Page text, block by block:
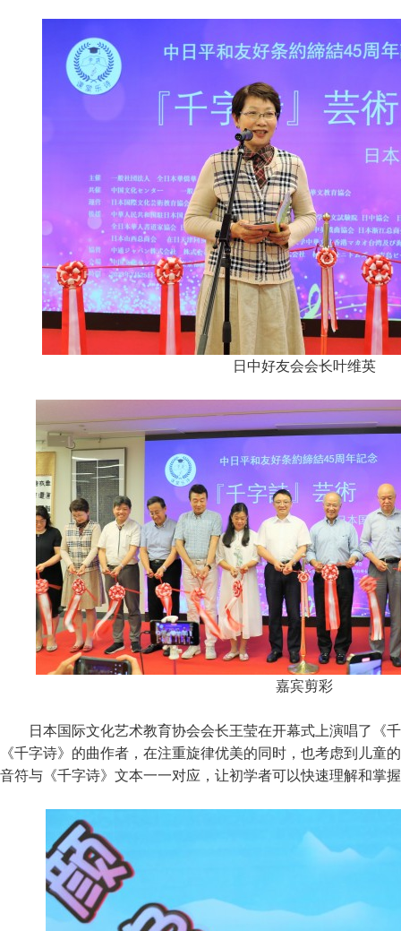
日中好友会会长叶维英
嘉宾剪彩
日本国际文化艺术教育协会会长王莹在开幕式上演唱了《
《千字诗》的曲作者，在注重旋律优美的同时，也考虑到儿童
音符与《千字诗》文本一一对应，让初学者可以快速理解和掌